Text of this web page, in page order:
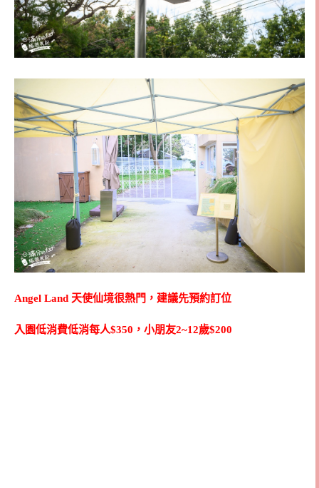
Angel Land 天使仙境很熱門，建議先預約訂位
入園低消費低消每人$350，小朋友2~12歲$200